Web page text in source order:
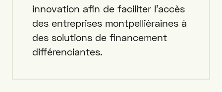
innovation afin de faciliter l’accès
des entreprises montpelliéraines à
des solutions de financement
différenciantes.